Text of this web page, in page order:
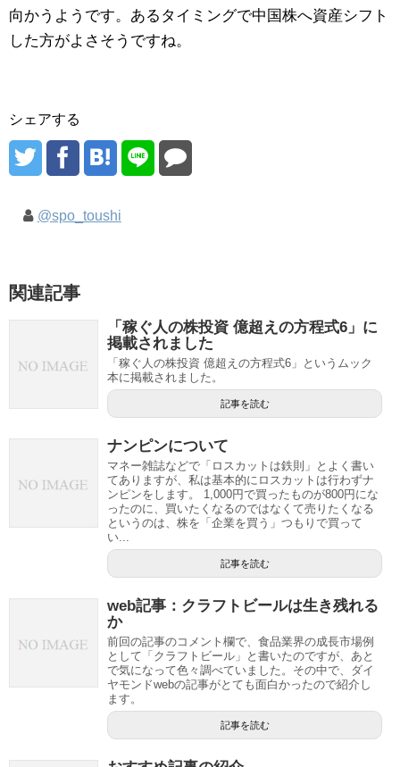
向かうようです。あるタイミングで中国株へ資産シフト
した方がよさそうですね。
シェアする
@spo_toushi
関連記事
「稼ぐ人の株投資 億超えの方程式6」に
掲載されました
「稼ぐ人の株投資 億超えの方程式6」というムック
本に掲載されました。
記事を読む
ナンピンについて
マネー雑誌などで「ロスカットは鉄則」とよく書い
てありますが、私は基本的にロスカットは行わずナ
ンピンをします。 1,000円で買ったものが800円にな
ったのに、買いたくなるのではなくて売りたくなる
というのは、株を「企業を買う」つもりで買って
い...
記事を読む
web記事：クラフトビールは生き残れる
か
前回の記事のコメント欄で、食品業界の成長市場例
として「クラフトビール」と書いたのですが、あと
で気になって色々調べていました。その中で、ダイ
ヤモンドwebの記事がとても面白かったので紹介し
ます。
記事を読む